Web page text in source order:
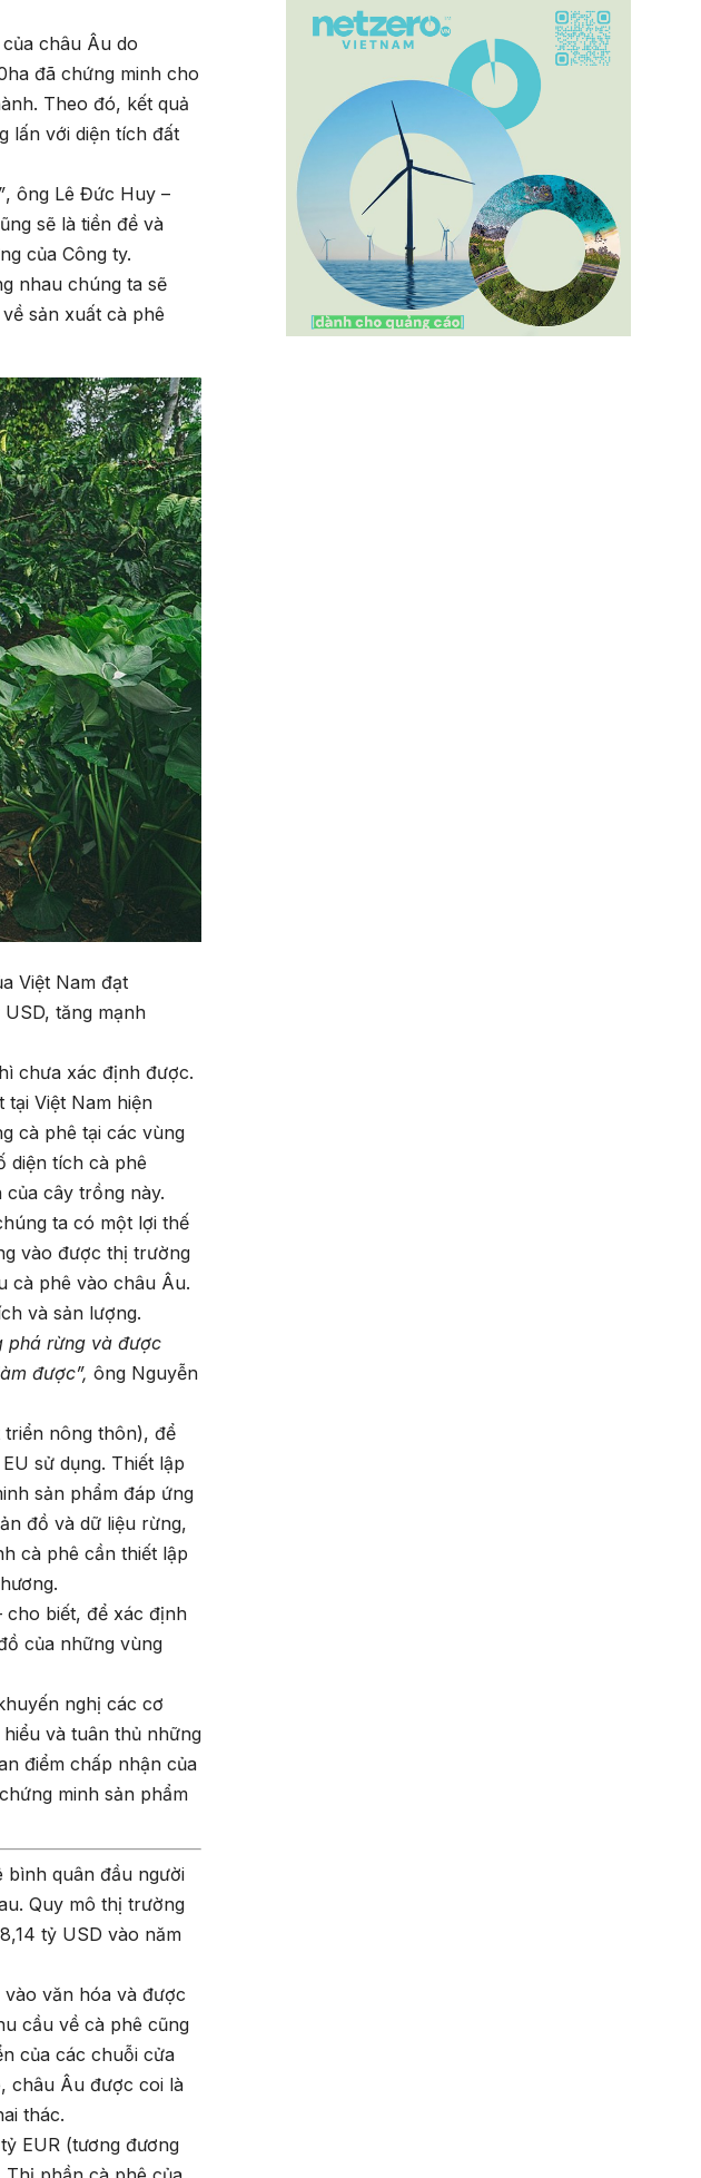
châu Âu do
đã chứng minh cho
Theo đó, kết quả
lấn với diện tích đất
, ông Lê Đức Huy –
sẽ là tiền đề và
của Công ty.
nhau chúng ta sẽ
sản xuất cà phê
Việt Nam đạt
tăng mạnh
chưa xác định được.
Việt Nam hiện
cà phê tại các vùng
diện tích cà phê
cây trồng này.
ta có một lợi thế
vào được thị trường
cà phê vào châu Âu.
và sản lượng.
phá rừng và được
được”, ông Nguyễn
triển nông thôn), để
sử dụng. Thiết lập
sản phẩm đáp ứng
đồ và dữ liệu rừng,
cà phê cần thiết lập
cho biết, để xác định
của những vùng
nghị các cơ
và tuân thủ những
điểm chấp nhận của
minh sản phẩm
bình quân đầu người
Quy mô thị trường
tỷ USD vào năm
văn hóa và được
cầu về cà phê cũng
của các chuỗi cửa
châu Âu được coi là
thác.
EUR (tương đương